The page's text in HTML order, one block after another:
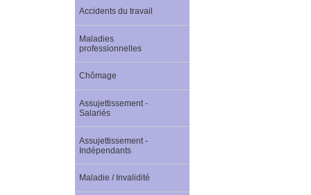
Accidents du travail
Maladies
professionnelles
Chômage
Assujettissement -
Salariés
Assujettissement -
Indépendants
Maladie / Invalidité